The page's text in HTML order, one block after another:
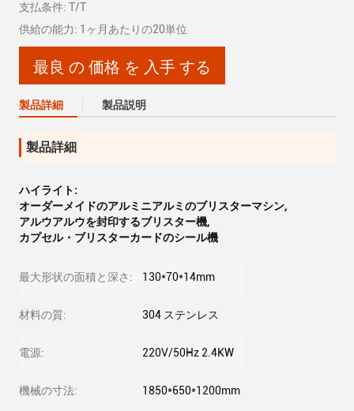
支払条件: T/T
供給の能力: 1ヶ月あたりの20単位
最良 の 価格 を 入手 する
製品詳細 製品説明
製品詳細
ハイライト:
オーダーメイドのアルミニアルミのブリスターマシン,
アルウアルウを封印するブリスター機,
カプセル・ブリスターカードのシール機
最大形状の面積と深さ: 130*70*14mm
材料の質: 304 ステンレス
電源: 220V/50Hz 2.4KW
機械の寸法: 1850*650*1200mm